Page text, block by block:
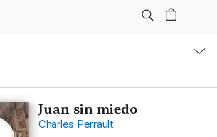
Juan sin miedo
Charles Perrault